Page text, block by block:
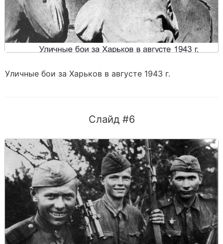
Уличные бои за Харьков в августе 1943 г.
Слайд #6